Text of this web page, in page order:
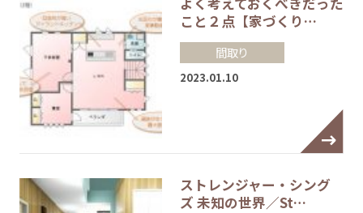
こと２点【家づくり…
間取り
2023.01.10
ストレンジャー・シング
ズ 未知の世界／St…